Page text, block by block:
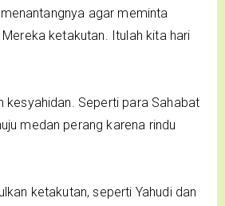
agar meminta
ketakutan. Itulah kita hari
kesyahidan. Seperti para Sahabat
medan perang karena rindu
ketakutan, seperti Yahudi dan